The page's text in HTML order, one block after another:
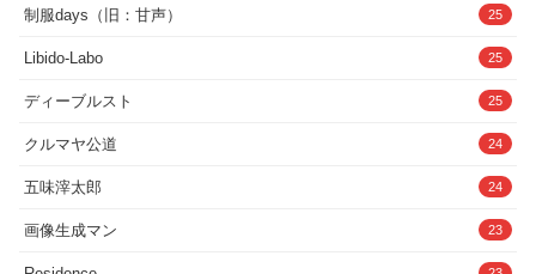
制服days（旧：甘声） 25
Libido-Labo 25
ディーブルスト 25
クルマヤ公道 24
五味滓太郎 24
画像生成マン 23